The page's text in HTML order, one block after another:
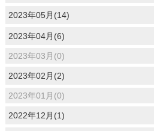
2023年05月(14)
2023年04月(6)
2023年03月(0)
2023年02月(2)
2023年01月(0)
2022年12月(1)